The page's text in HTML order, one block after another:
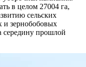
в целом 27004 га,
сельских
и зернобобовых
середину прошлой